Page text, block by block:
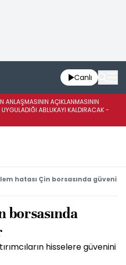
Canlı
ANLAŞMASININ AÇIKLANMASININ
ABLUKAYI KALDIRACAK -
hatası Çin borsasında güveni
borsasında
hisselere güvenini